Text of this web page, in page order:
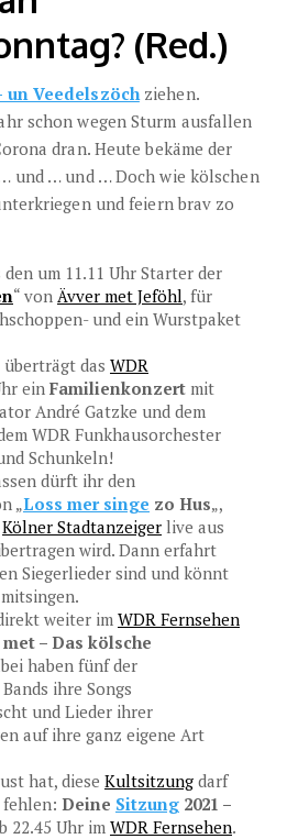
(Red.)
un Veedelszöchziehen.
schon wegen Sturm ausfallen
dran. Heute bekäme der
und … und … Doch wie kölschen
und feiern brav zo
um 11.11 Uhr Starter der
“ von Ävver met Jeföhl, für
und ein Wurstpaket
überträgt das WDR
ein Familienkonzert mit
André Gatzke und dem
WDR Funkhausorchester
Schunkeln!
dürft ihr den
„Loss mer singe zo Hus„,
Kölner Stadtanzeiger live aus
wird. Dann erfahrt
Siegerlieder sind und könnt
weiter im WDR Fernsehen
– Das kölsche
haben fünf der
ihre Songs
und Lieder ihrer
auf ihre ganz eigene Art
hat, diese Kultsitzung darf
Deine Sitzung 2021 –
22.45 Uhr im WDR Fernsehen.